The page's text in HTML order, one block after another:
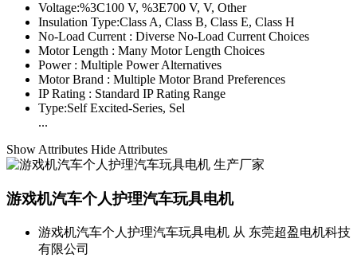
Voltage:%3C100 V, %3E700 V, V, Other
Insulation Type:Class A, Class B, Class E, Class H
No-Load Current : Diverse No-Load Current Choices
Motor Length : Many Motor Length Choices
Power : Multiple Power Alternatives
Motor Brand : Multiple Motor Brand Preferences
IP Rating : Standard IP Rating Range
Type:Self Excited-Series, Sel
...
Show Attributes Hide Attributes
游戏机汽车个人护理汽车玩具电机
游戏机汽车个人护理汽车玩具电机 从 东莞超盈电机科技
有限公司